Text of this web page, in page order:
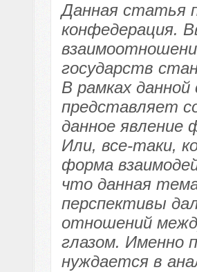
Данная статья
конфедерация.
государств
В рамках
представляет
данное явление
Или, все-таки,
форма
что данная
перспективы
отношений
глазом. Именно
нуждается в